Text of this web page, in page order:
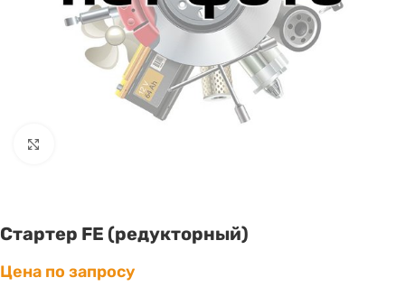
Стартер FE (редукторный)
Цена по запросу